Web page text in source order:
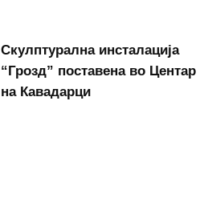
Скулптурална инсталација
“Грозд” поставена во Центар
на Кавадарци